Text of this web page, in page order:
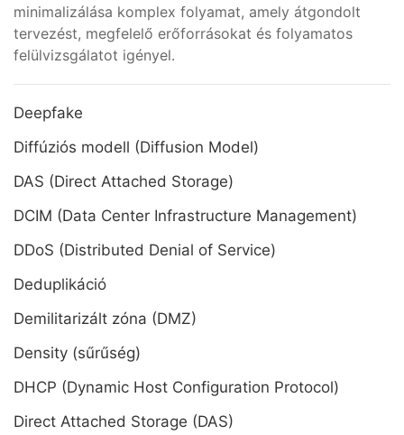
minimalizálása komplex folyamat, amely átgondolt
tervezést, megfelelő erőforrásokat és folyamatos
felülvizsgálatot igényel.
Deepfake
Diffúziós modell (Diffusion Model)
DAS (Direct Attached Storage)
DCIM (Data Center Infrastructure Management)
DDoS (Distributed Denial of Service)
Deduplikáció
Demilitarizált zóna (DMZ)
Density (sűrűség)
DHCP (Dynamic Host Configuration Protocol)
Direct Attached Storage (DAS)